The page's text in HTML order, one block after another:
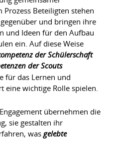
Beteiligten stehen
und bringen ihre
und Ideen für den Aufbau
ein. Auf diese Weise
der Schülerschaft
der Scouts
für das Lernen und
eine wichtige Rolle spielen.
übernehmen die
sie gestalten ihr
wasgelebte